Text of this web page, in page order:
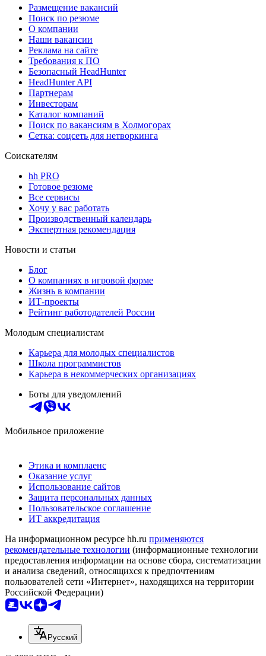
Размещение вакансий
Поиск по резюме
О компании
Наши вакансии
Реклама на сайте
Требования к ПО
Безопасный HeadHunter
HeadHunter API
Партнерам
Инвесторам
Каталог компаний
Поиск по вакансиям в Холмогорах
Сетка: соцсеть для нетворкинга
Соискателям
hh PRO
Готовое резюме
Все сервисы
Хочу у вас работать
Производственный календарь
Экспертная рекомендация
Новости и статьи
Блог
О компаниях в игровой форме
Жизнь в компании
ИТ-проекты
Рейтинг работодателей России
Молодым специалистам
Карьера для молодых специалистов
Школа программистов
Карьера в некоммерческих организациях
Боты для уведомлений
Мобильное приложение
Этика и комплаенс
Оказание услуг
Использование сайтов
Защита персональных данных
Пользовательское соглашение
ИТ аккредитация
На информационном ресурсе hh.ru применяются
рекомендательные технологии (информационные технологии
предоставления информации на основе сбора, систематизации
и анализа сведений, относящихся к предпочтениям
пользователей сети «Интернет», находящихся на территории
Российской Федерации)
Русский